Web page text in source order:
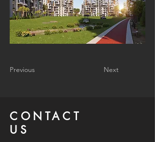
Previous Next
CONTACT
US